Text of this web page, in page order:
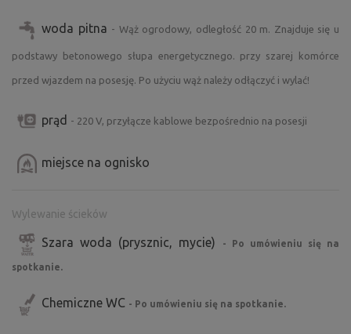
woda pitna - Wąż ogrodowy, odległość 20 m. Znajduje się u
podstawy betonowego słupa energetycznego. przy szarej komórce
przed wjazdem na posesję. Po użyciu wąż należy odłączyć i wylać!
prąd - 220 V, przyłącze kablowe bezpośrednio na posesji
miejsce na ognisko
Wylewanie ścieków
Szara woda (prysznic, mycie) - Po umówieniu się na
spotkanie.
Chemiczne WC - Po umówieniu się na spotkanie.